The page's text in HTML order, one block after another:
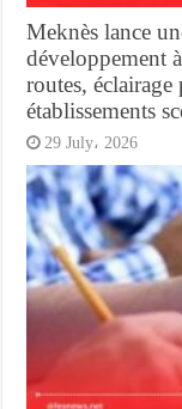
Meknès lance
développement
routes,
établissements
29 July، 2026